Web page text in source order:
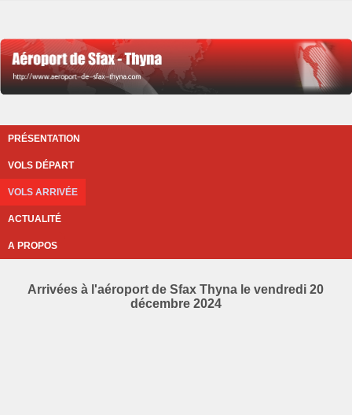
PRÉSENTATION
VOLS DÉPART
VOLS ARRIVÉE
ACTUALITÉ
A PROPOS
Arrivées à l'aéroport de Sfax Thyna le vendredi 20
décembre 2024